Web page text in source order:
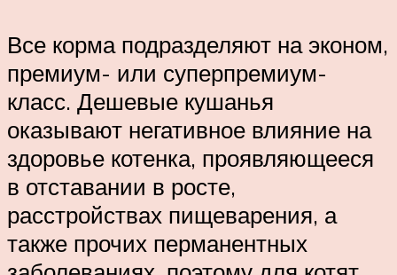
Все корма подразделяют на эконом,
премиум- или суперпремиум-
класс. Дешевые кушанья
оказывают негативное влияние на
здоровье котенка, проявляющееся
в отставании в росте,
расстройствах пищеварения, а
также прочих перманентных